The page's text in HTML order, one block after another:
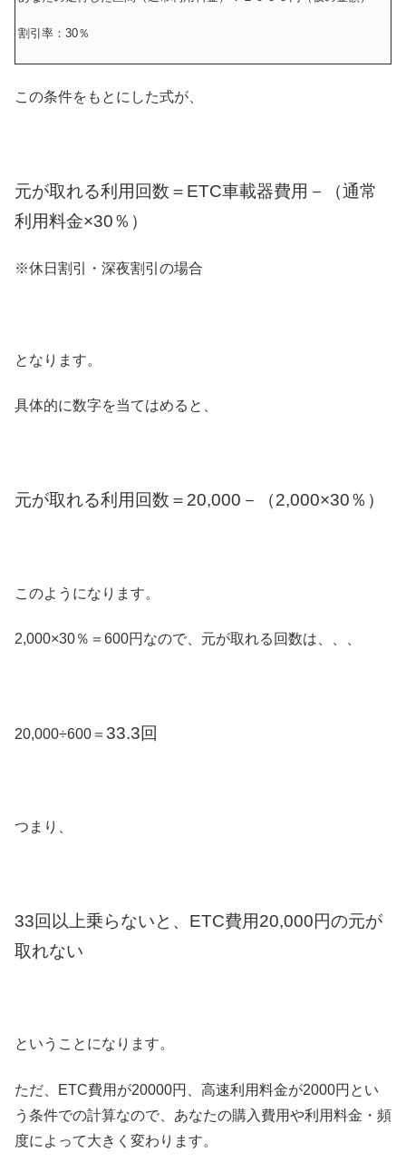
割引率：30％
この条件をもとにした式が、
元が取れる利用回数＝ETC車載器費用－（通常
利用料金×30％）
※休日割引・深夜割引の場合
となります。
具体的に数字を当てはめると、
元が取れる利用回数＝20,000－（2,000×30％）
このようになります。
2,000×30％＝600円なので、元が取れる回数は、、、
20,000÷600＝ 33.3回
つまり、
33回以上乗らないと、ETC費用20,000円の元が
取れない
ということになります。
ただ、ETC費用が20000円、高速利用料金が2000円とい
う条件での計算なので、あなたの購入費用や利用料金・頻
度によって大きく変わります。